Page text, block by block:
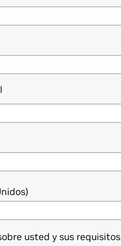
usted y sus requisitos